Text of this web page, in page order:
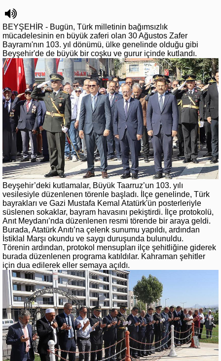
BEYŞEHİR - Bugün, Türk milletinin bağımsızlık
mücadelesinin en büyük zaferi olan 30 Ağustos Zafer
Bayramı'nın 103. yıl dönümü, ülke genelinde olduğu gibi
Beyşehir'de de büyük bir coşku ve gurur içinde kutlandı.
Beyşehir’deki kutlamalar, Büyük Taarruz’un 103. yılı
vesilesiyle düzenlenen törenle başladı. İlçe genelinde, Türk
bayrakları ve Gazi Mustafa Kemal Atatürk'ün posterleriyle
süslenen sokaklar, bayram havasını pekiştirdi. İlçe protokolü,
Anıt Meydanı’nda düzenlenen resmi törende bir araya geldi.
Burada, Atatürk Anıtı’na çelenk sunumu yapıldı, ardından
İstiklal Marşı okundu ve saygı duruşunda bulunuldu.
Törenin ardından, protokol mensupları ilçe şehitliğine giderek
burada düzenlenen programa katıldılar. Kahraman şehitler
için dua edilerek eller semaya açıldı.